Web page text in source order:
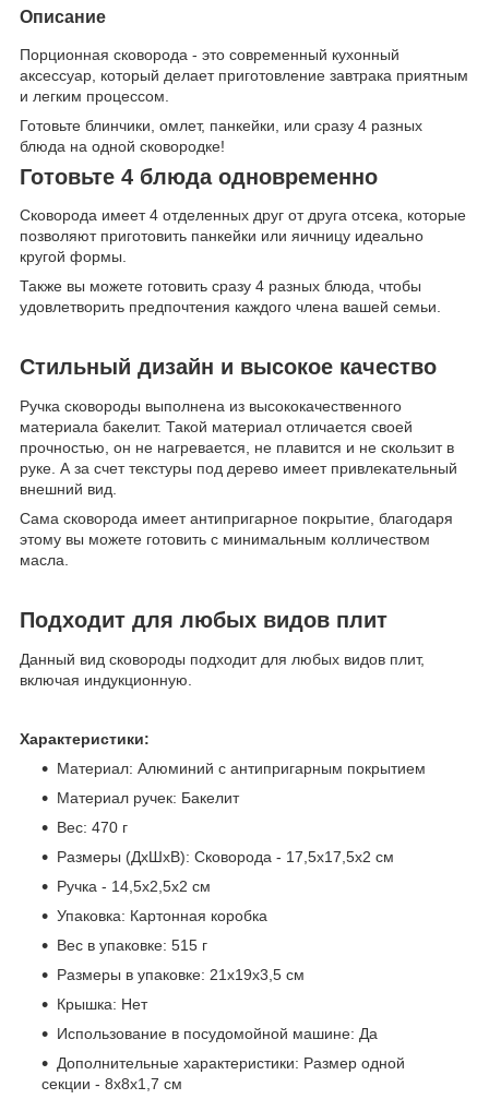
Описание
Порционная сковорода - это современный кухонный
аксессуар, который делает приготовление завтрака приятным
и легким процессом.
Готовьте блинчики, омлет, панкейки, или сразу 4 разных
блюда на одной сковородке!
Готовьте 4 блюда одновременно
Сковорода имеет 4 отделенных друг от друга отсека, которые
позволяют приготовить панкейки или яичницу идеально
кругой формы.
Также вы можете готовить сразу 4 разных блюда, чтобы
удовлетворить предпочтения каждого члена вашей семьи.
Стильный дизайн и высокое качество
Ручка сковороды выполнена из высококачественного
материала бакелит. Такой материал отличается своей
прочностью, он не нагревается, не плавится и не скользит в
руке. А за счет текстуры под дерево имеет привлекательный
внешний вид.
Сама сковорода имеет антипригарное покрытие, благодаря
этому вы можете готовить с минимальным колличеством
масла.
Подходит для любых видов плит
Данный вид сковороды подходит для любых видов плит,
включая индукционную.
Характеристики:
Материал: Алюминий с антипригарным покрытием
Материал ручек: Бакелит
Вес: 470 г
Размеры (ДхШхВ): Сковорода - 17,5х17,5х2 см
Ручка - 14,5х2,5х2 см
Упаковка: Картонная коробка
Вес в упаковке: 515 г
Размеры в упаковке: 21х19х3,5 см
Крышка: Нет
Использование в посудомойной машине: Да
Дополнительные характеристики: Размер одной
секции - 8х8х1,7 см